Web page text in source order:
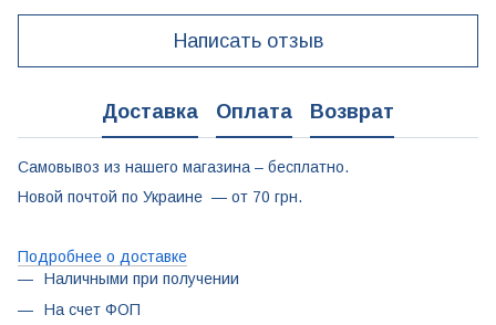
Написать отзыв
Доставка Оплата Возврат
Самовывоз из нашего магазина – бесплатно.
Новой почтой по Украине — от 70 грн.
Подробнее о доставке
Наличными при получении
На счет ФОП